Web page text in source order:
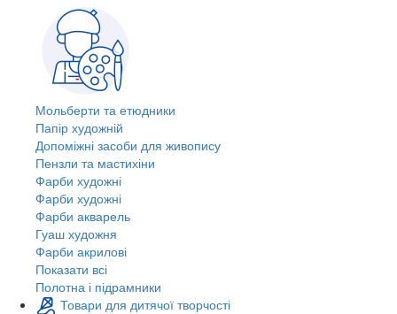
Мольберти та етюдники
Папір художній
Допоміжні засоби для живопису
Пензли та мастихіни
Фарби художні
Фарби художні
Фарби акварель
Гуаш художня
Фарби акрилові
Показати всі
Полотна і підрамники
Товари для дитячої творчості